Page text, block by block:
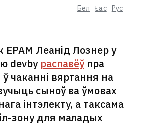
Бел Łac Рус
EPAM Леанід Лознер у
devby распавёўпра
чаканні вяртання на
сыноў ва ўмовах
інтэлекту, а таксама
зону для маладых